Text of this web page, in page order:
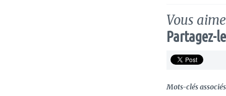
Vous
Partagez-
Mots-clés